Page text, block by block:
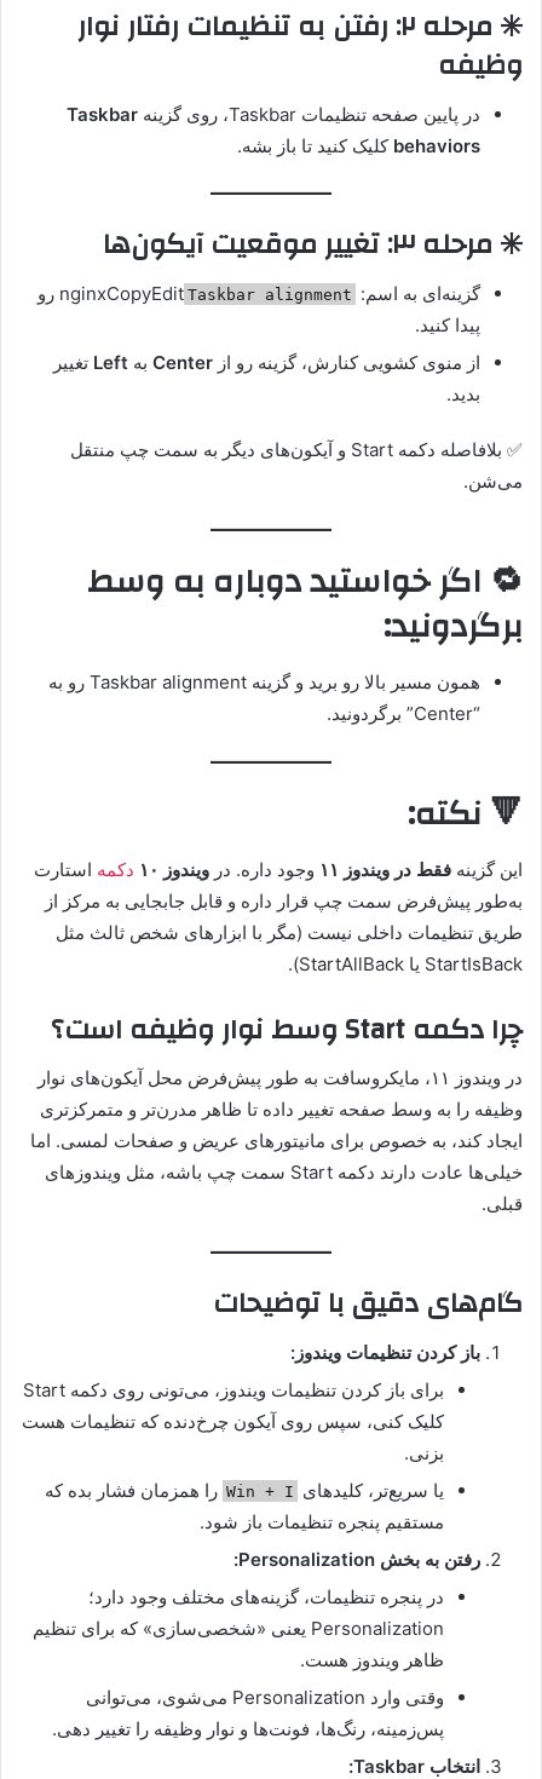
✳️ مرحله ۲: رفتن به تنظیمات رفتار نوار
وظیفه
در پایین صفحه تنظیمات Taskbar، روی گزینه
Taskbar
behaviors کلیک کنید تا باز بشه.
✳️ مرحله ۳: تغییر موقعیت آیکون‌ها
گزینه‌ای به اسم: nginxCopyEdit Taskbar alignment
رو
پیدا کنید.
از منوی کشویی کنارش، گزینه رو از Center به Left تغییر
بدید.
✅ بلافاصله دکمه Start و آیکون‌های دیگر به سمت چپ منتقل
می‌شن.
🔁 اگر خواستید دوباره به وسط
برگردونید:
همون مسیر بالا رو برید و گزینه Taskbar alignment رو به
“Center” برگردونید.
🔻 نکته:
این گزینه فقط در ویندوز ۱۱ وجود داره. در ویندوز ۱۰ دکمه استارت
به‌طور پیش‌فرض سمت چپ قرار داره و قابل جابجایی به مرکز از
طریق تنظیمات داخلی نیست (مگر با ابزارهای شخص ثالث مثل
StartIsBack یا StartAllBack).
چرا دکمه Start وسط نوار وظیفه است؟
در ویندوز ۱۱، مایکروسافت به طور پیش‌فرض محل آیکون‌های نوار
وظیفه را به وسط صفحه تغییر داده تا ظاهر مدرن‌تر و متمرکزتری
ایجاد کند، به خصوص برای مانیتورهای عریض و صفحات لمسی. اما
خیلی‌ها عادت دارند دکمه Start سمت چپ باشه، مثل ویندوزهای
قبلی.
گام‌های دقیق با توضیحات
باز کردن تنظیمات ویندوز:
برای باز کردن تنظیمات ویندوز، می‌تونی روی دکمه Start
کلیک کنی، سپس روی آیکون چرخ‌دنده که تنظیمات هست
بزنی.
یا سریع‌تر، کلیدهای Win + I را همزمان فشار بده که
مستقیم پنجره تنظیمات باز شود.
رفتن به بخش Personalization:
در پنجره تنظیمات، گزینه‌های مختلف وجود دارد؛
Personalization یعنی «شخصی‌سازی» که برای تنظیم
ظاهر ویندوز هست.
وقتی وارد Personalization می‌شوی، می‌توانی
پس‌زمینه، رنگ‌ها، فونت‌ها و نوار وظیفه را تغییر دهی.
انتخاب Taskbar: